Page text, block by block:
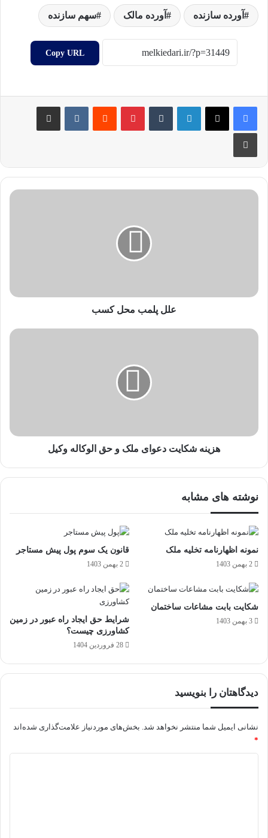
آورده سازنده آورده مالک سهم سازنده
Copy URL
علل پلمب محل کسب
هزینه شکایت دعوای ملک و حق الوکاله وکیل
نوشته های مشابه
نمونه اظهارنامه تخلیه ملک
2 بهمن 1403
قانون یک سوم پول پیش مستاجر
2 بهمن 1403
شکایت بابت مشاعات ساختمان
3 بهمن 1403
شرایط حق ایجاد راه عبور در زمین
کشاورزی چیست؟
28 فروردین 1404
دیدگاهتان را بنویسید
نشانی ایمیل شما منتشر نخواهد شد. بخش‌های موردنیاز علامت‌گذاری شده‌اند
*